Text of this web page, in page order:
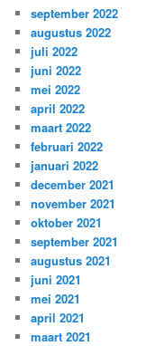
september 2022
augustus 2022
juli 2022
juni 2022
mei 2022
april 2022
maart 2022
februari 2022
januari 2022
december 2021
november 2021
oktober 2021
september 2021
augustus 2021
juni 2021
mei 2021
april 2021
maart 2021